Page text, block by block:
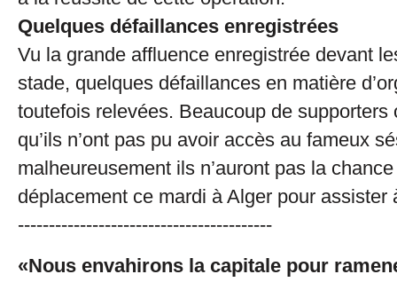
Quelques défaillances enregistrées
Vu la grande affluence enregistrée devant
stade, quelques défaillances en matière
toutefois relevées. Beaucoup de supporters
qu’ils n’ont pas pu avoir accès au fameux
malheureusement ils n’auront pas la
déplacement ce mardi à Alger pour assister
-----------------------------------------
«Nous envahirons la capitale pour